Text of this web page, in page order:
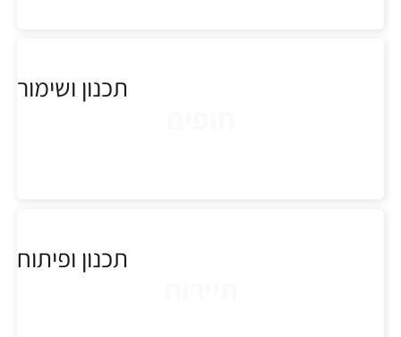
תכנון ופיתוח
תכנון ושימור